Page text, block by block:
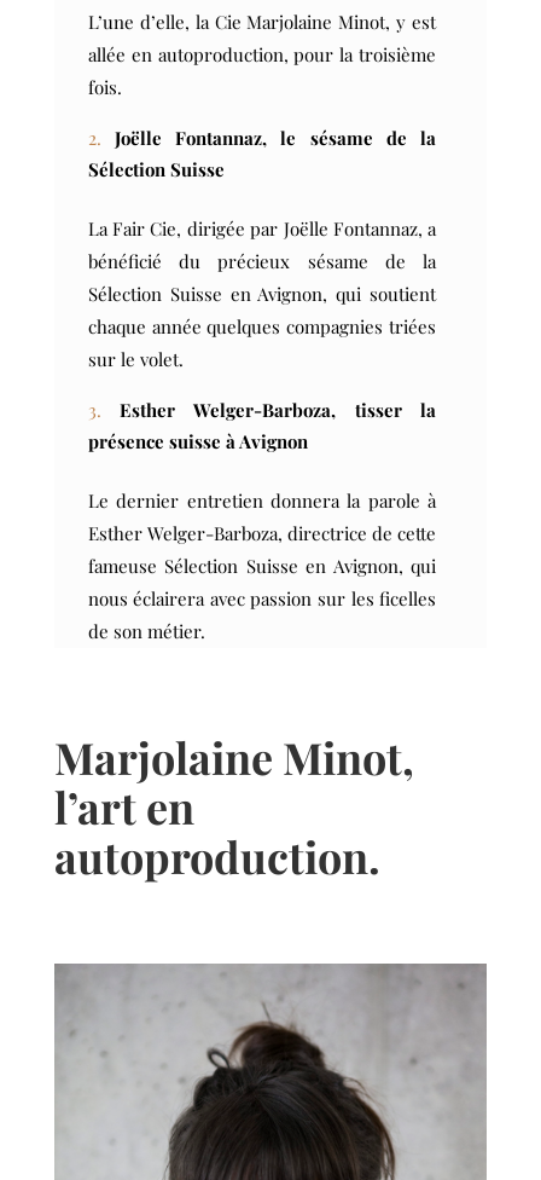
L’une d’elle, la Cie Marjolaine Minot, y est
allée en autoproduction, pour la troisième
fois.
Joëlle Fontannaz, le sésame de la
Sélection Suisse
La Fair Cie, dirigée par Joëlle Fontannaz, a
bénéficié du précieux sésame de la
Sélection Suisse en Avignon, qui soutient
chaque année quelques compagnies triées
sur le volet.
Esther Welger-Barboza, tisser la
présence suisse à Avignon
Le dernier entretien donnera la parole à
Esther Welger-Barboza, directrice de cette
fameuse Sélection Suisse en Avignon, qui
nous éclairera avec passion sur les ficelles
de son métier.
Marjolaine Minot,
l’art en
autoproduction.